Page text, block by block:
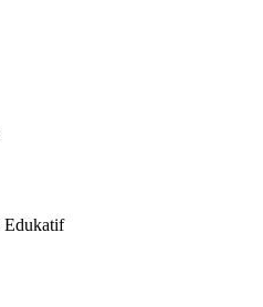
Edukatif